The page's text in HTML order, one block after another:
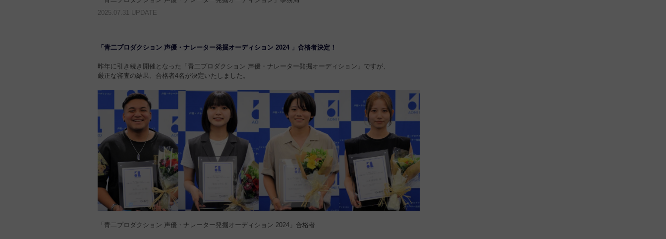
2025.07.31 UPDATE
「青二プロダクション 声優・ナレーター発掘オーディション 2024 」合格者決定！
昨年に引き続き開催となった「青二プロダクション 声優・ナレーター発掘オーディション」ですが、
厳正な審査の結果、合格者4名が決定いたしました。
「青二プロダクション 声優・ナレーター発掘オーディション 2024」合格者